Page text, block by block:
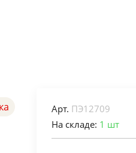
Арт. ПЭ12709
На складе: 1 шт